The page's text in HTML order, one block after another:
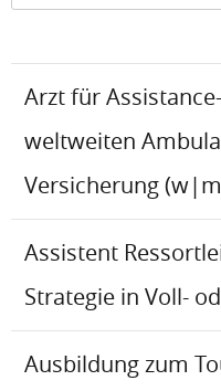
Arzt für
weltweiten
Versicherung
Assistent
Strategie in Voll-
Ausbildung zum